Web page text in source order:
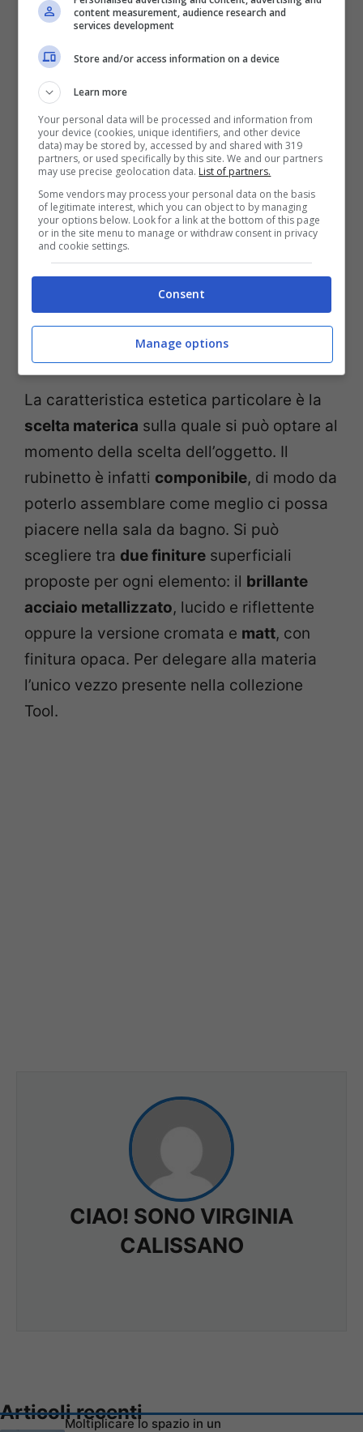
rivestito di forme e curvature, ma rimane
pura funzione declinata poi per realizzare
tutta la restante oggettistica: dai
miscelatori a tutti gli
completano la collezione.
Monocomando per il lavandino, la doccia,
la vasca ed il bidèt oltre ai sifoni per
doccia ed ai miscelatori. La meccanicità
dell’oggetto viene così esibita, resa in vista
diventando elemento d’arredo che grazie
alla semplicità acquista eleganza
all’interno dell’ambiente in cui si andrà a
La caratteristica estetica particolare è la
scelta materica sulla quale si può optare al
momento della scelta dell’oggetto. Il
rubinetto è infatti componibile, di modo da
poterlo assemblare come meglio ci possa
piacere nella sala da bagno. Si può
scegliere tra due finiture superficiali
proposte per ogni elemento: il brillante
acciaio metallizzato, lucido e riflettente
oppure la versione cromata e matt, con
finitura opaca. Per delegare alla materia
l’unico vezzo presente nella collezione
Tool.
CIAO! SONO VIRGINIA
CALISSANO
Articoli recenti
Moltiplicare lo spazio in un
content measurement, audience research and
services development
Store and/or access information on a device
Learn more
Your personal data will be processed and information from
your device (cookies, unique identifiers, and other device
data) may be stored by, accessed by and shared with 319
partners, or used specifically by this site. We and our partners
may use precise geolocation data. List of partners.
Some vendors may process your personal data on the basis
of legitimate interest, which you can object to by managing
your options below. Look for a link at the bottom of this page
or in the site menu to manage or withdraw consent in privacy
and cookie settings.
Consent
Manage options